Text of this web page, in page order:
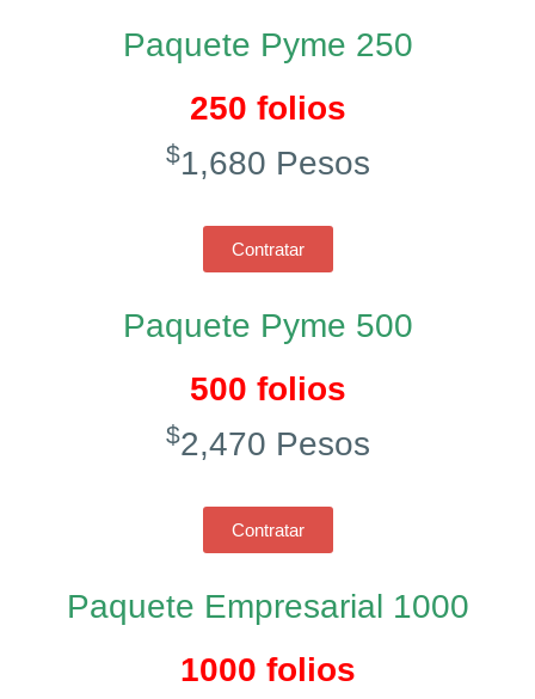
Paquete Pyme 250
250 folios
$1,680 Pesos
Contratar
Paquete Pyme 500
500 folios
$2,470 Pesos
Contratar
Paquete Empresarial 1000
1000 folios